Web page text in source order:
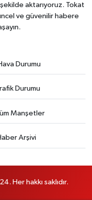
şekilde aktarıyoruz. Tokat
ve güvenilir habere
Durumu
Durumu
Manşetler
Arşivi
Her hakkı saklıdır.